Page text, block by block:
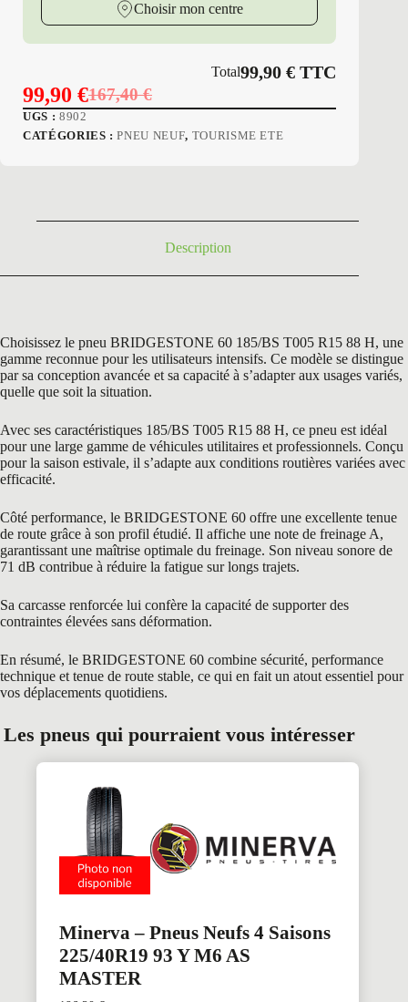
Choisir mon centre
Total99,90€ TTC
167,40€
Le
prix
99,90 €Le
prix
UGS : 8902
CATÉGORIES :PNEU NEUF, TOURISME ETE
Description
Choisissez le pneu BRIDGESTONE 60 185/BS T005 R15 88 H, une
gamme reconnue pour les utilisateurs intensifs. Ce modèle se distingue
par sa conception avancée et sa capacité à s’adapter aux usages variés,
quelle que soit la situation.
Avec ses caractéristiques 185/BS T005 R15 88 H, ce pneu est idéal
pour une large gamme de véhicules utilitaires et professionnels. Conçu
pour la saison estivale, il s’adapte aux conditions routières variées avec
efficacité.
Côté performance, le BRIDGESTONE 60 offre une excellente tenue
de route grâce à son profil étudié. Il affiche une note de freinage A,
garantissant une maîtrise optimale du freinage. Son niveau sonore de
71 dB contribue à réduire la fatigue sur longs trajets.
Sa carcasse renforcée lui confère la capacité de supporter des
contraintes élevées sans déformation.
En résumé, le BRIDGESTONE 60 combine sécurité, performance
technique et tenue de route stable, ce qui en fait un atout essentiel pour
vos déplacements quotidiens.
Les pneus qui pourraient vous intéresser
Minerva – Pneus Neufs 4 Saisons
225/40R19 93 Y M6 AS
MASTER